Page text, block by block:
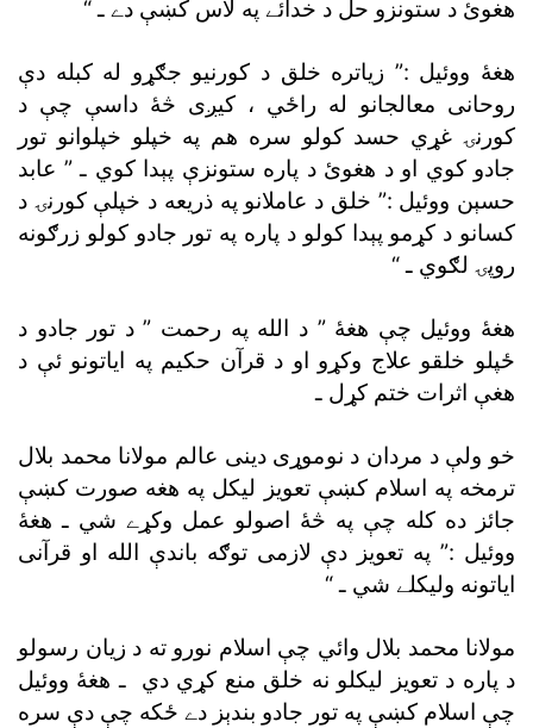
هغوئ د ستونزو حل د خدائے په لاس کښې دے ـ “
هغۀ ووئيل :” زياتره خلق د کورنيو جګړو له کبله دې
روحانى معالجانو له راځي ، کيږى څۀ داسې چې د
کورنۍ غړي حسد کولو سره هم په خپلو خپلوانو تور
جادو کوي او د هغوئ د پاره ستونزې پېدا کوي ـ ” عابد
حسېن ووئيل :” خلق د عاملانو په ذريعه د خپلې کورنۍ د
کسانو د کړمو پېدا کولو د پاره په تور جادو کولو زرګونه
روپۍ لګوي ـ “
هغۀ ووئيل چې هغۀ ” د الله په رحمت ” د تور جادو د
ځپلو خلقو علاج وکړو او د قرآن حکيم په اياتونو ئې د
هغې اثرات ختم کړل ـ
خو ولې د مردان د نوموړى دينى عالم مولانا محمد بلال
ترمخه په اسلام کښې تعويز ليکل په هغه صورت کښې
جائز ده کله چې په څۀ اصولو عمل وکړے شي ـ هغۀ
ووئيل :” په تعويز دې لازمى توګه باندې الله او قرآنى
اياتونه وليکلے شي ـ “
مولانا محمد بلال وائي چې اسلام نورو ته د زيان رسولو
د پاره د تعويز ليکلو نه خلق منع کړي دي ـ هغۀ ووئيل
چې اسلام کښې په تور جادو بندېز دے ځکه چې دې سره